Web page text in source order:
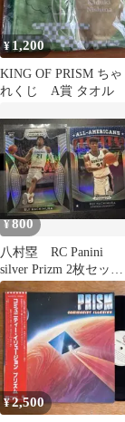
¥ 1,200
KING OF PRISM ちゃ
れくじ A賞 タオル
¥800
八村塁 RC Panini
silver Prizm 2枚セット
ゴンザカ大
¥2,500